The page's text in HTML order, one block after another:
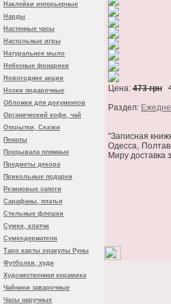
Наклейки интерьерные
Нарды
Настенные часы
Настольные игры
Натуральное мыло
Небесные фонарики
Новогодние акции
Носки подарочные
Обложки для документов
Органический кофе, чай
Открытки, Сказки
Пеналы
Покрывала пляжные
Предметы декора
Прикольные подарки
Резиновые сапоги
Сарафаны, платья
Стильные флешки
Сумки, клатчи
Сумкодержатели
Таро карты оракулы Руны
Футболки, худи
Художественная керамика
Чайники заварочные
Часы наручные
Цена: 473 грн
Раздел:
"Записная
Одесса,
Миру доставка